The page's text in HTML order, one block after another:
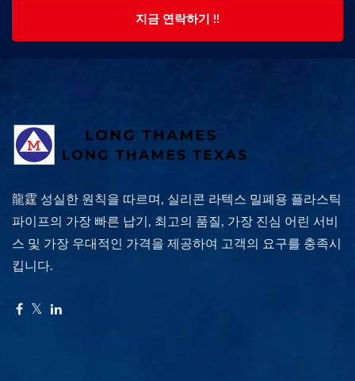
지금 연락하기 !!
龍霆 성실한 원칙을 따르며, 실리콘 라텍스 밀폐용 플라스틱
파이프의 가장 빠른 납기, 최고의 품질, 가장 진심 어린 서비
스 및 가장 우대적인 가격을 제공하여 고객의 요구를 충족시
킵니다.